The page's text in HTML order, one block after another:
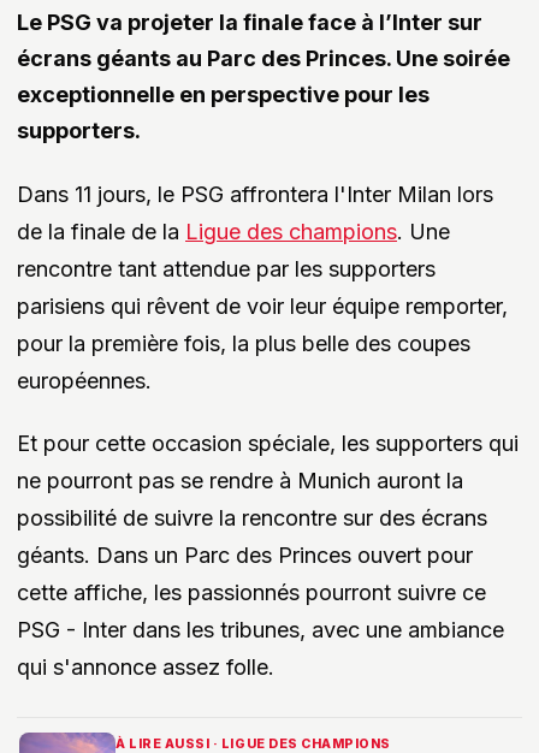
Le PSG va projeter la finale face à l’Inter sur
écrans géants au Parc des Princes. Une soirée
exceptionnelle en perspective pour les
supporters.
Dans 11 jours, le PSG affrontera l'Inter Milan lors
de la finale de la Ligue des champions. Une
rencontre tant attendue par les supporters
parisiens qui rêvent de voir leur équipe remporter,
pour la première fois, la plus belle des coupes
européennes.
Et pour cette occasion spéciale, les supporters qui
ne pourront pas se rendre à Munich auront la
possibilité de suivre la rencontre sur des écrans
géants. Dans un Parc des Princes ouvert pour
cette affiche, les passionnés pourront suivre ce
PSG - Inter dans les tribunes, avec une ambiance
qui s'annonce assez folle.
À LIRE AUSSI · LIGUE DES CHAMPIONS